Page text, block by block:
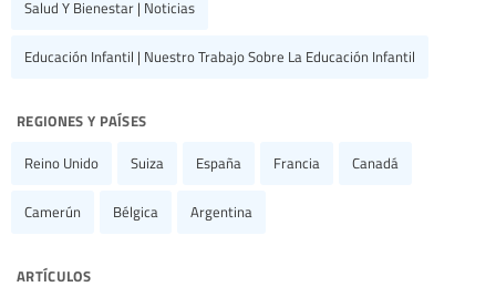
Salud Y Bienestar | Noticias
Educación Infantil | Nuestro Trabajo Sobre La Educación Infantil
regiones y países
Reino Unido Suiza España Francia Canadá
Camerún Bélgica Argentina
artículos